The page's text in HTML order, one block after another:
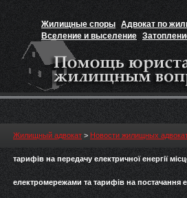
Жилищные споры Адвокат по
Вселение и выселение
Признание прав на жильё
Жилищный адвокат > Новости жилищных
тарифів на передачу електричної енергії
електромережами та тарифів на постачання